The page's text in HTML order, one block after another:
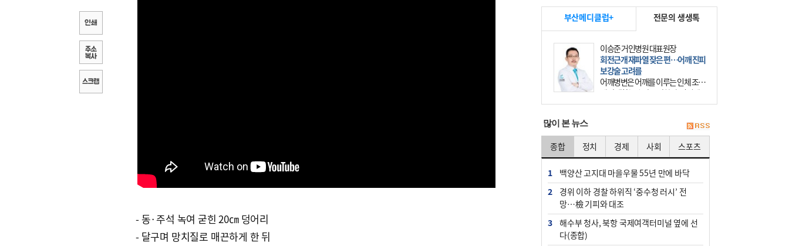
- 동·주석 녹여 굳힌 20㎝ 덩어리
- 달구며 망치질로 매끈하게 한 뒤
부산메디클럽+ 전문의 생생톡
이승준 거인병원 대표원장
회전근개 재파열 잦은 편…어깨 진피
보강술 고려를
어깨병변은 어깨를 이루는 인체 조직
에 발생하는 손상을 말한다. 여기에
는 오십견과 회전근개 증후군, 어깨
많이 본 뉴스
종합 정치 경제 사회 스포츠
1
백양산 고지대 마을우물 55년 만에 바닥
2
경위 이하 경찰 하위직 ‘중수청 러시’ 전
망…檢 기피와 대조
3
해수부 청사, 북항 국제여객터미널 옆에 선
다(종합)